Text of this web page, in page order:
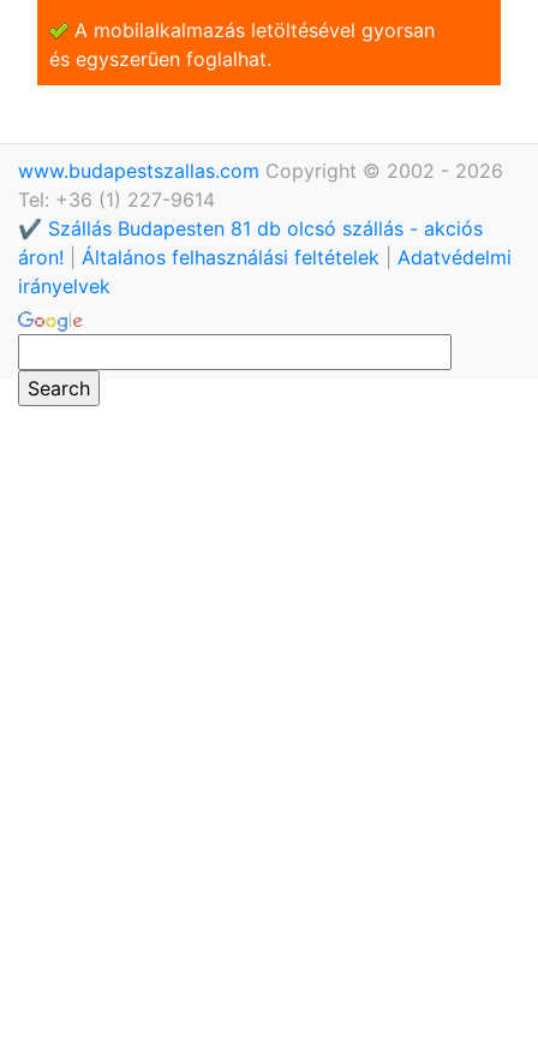
A mobilalkalmazás letöltésével gyorsan
és egyszerũen foglalhat.
www.budapestszallas.com Copyright © 2002 - 2026
Tel: +36 (1) 227-9614
✔️ Szállás Budapesten 81 db olcsó szállás - akciós
áron!
Általános felhasználási feltételek
Adatvédelmi
irányelvek